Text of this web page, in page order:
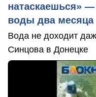
натаскаешься»
воды два месяца
Вода не доходит
Синцова в Донецке